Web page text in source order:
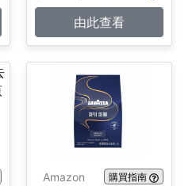
由此查看
Amazon 購買指南